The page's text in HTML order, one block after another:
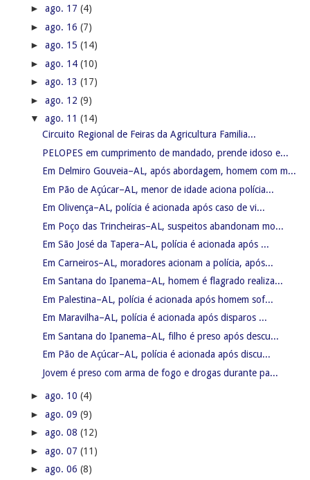
► ago. 17 (4)
► ago. 16 (7)
► ago. 15 (14)
► ago. 14 (10)
► ago. 13 (17)
► ago. 12 (9)
▼ ago. 11 (14)
Circuito Regional de Feiras da Agricultura Familia...
PELOPES em cumprimento de mandado, prende idoso e...
Em Delmiro Gouveia–AL, após abordagem, homem com m...
Em Pão de Açúcar–AL, menor de idade aciona polícia...
Em Olivença–AL, polícia é acionada após caso de vi...
Em Poço das Trincheiras–AL, suspeitos abandonam mo...
Em São José da Tapera–AL, polícia é acionada após ...
Em Carneiros–AL, moradores acionam a polícia, após...
Em Santana do Ipanema–AL, homem é flagrado realiza...
Em Palestina–AL, polícia é acionada após homem sof...
Em Maravilha–AL, polícia é acionada após disparos ...
Em Santana do Ipanema–AL, filho é preso após descu...
Em Pão de Açúcar–AL, polícia é acionada após discu...
Jovem é preso com arma de fogo e drogas durante pa...
► ago. 10 (4)
► ago. 09 (9)
► ago. 08 (12)
► ago. 07 (11)
► ago. 06 (8)